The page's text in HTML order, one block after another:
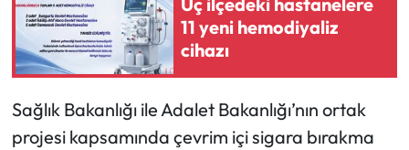
11 yeni hemodiyaliz
cihazı
Sağlık Bakanlığı ile Adalet Bakanlığı’nın ortak
projesi kapsamında çevrim içi sigara bırakma
Magazin
Oğuzlar Haberleri